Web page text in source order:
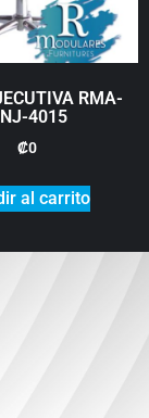
RMA-
4015
₡0
al carrito